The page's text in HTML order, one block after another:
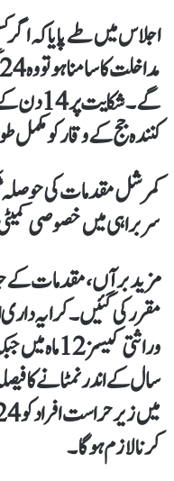
اجلاس میں طے پایا کہ اگر
گے۔
کنندہ جج کے وقار کو مکمل
کمرشل مقدمات کی
سربراہی میں خصوصی
مزید برآں، مقدمات کے
سال کے اندر نمٹانے کا
کرنا لازم ہوگا۔